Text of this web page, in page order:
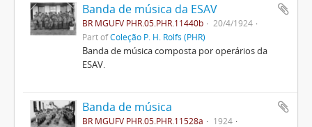
Banda de música da ESAV
BR MGUFV PHR.05.PHR.11440b
20/4/1924
Part ofColeção P. H. Rolfs (PHR)
Banda de música composta por operários da
ESAV.
Banda de música
BR MGUFV PHR.05.PHR.11528a
1924